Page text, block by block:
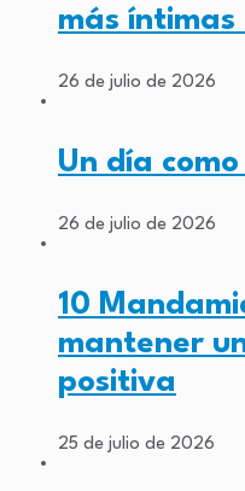
más
26 de julio de 2026
Un día
26 de julio de 2026
10
mantener
positiva
25 de julio de 2026